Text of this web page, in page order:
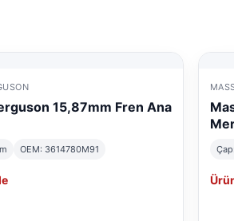
15,87mm Fren Ana
OEM: 3614780M91